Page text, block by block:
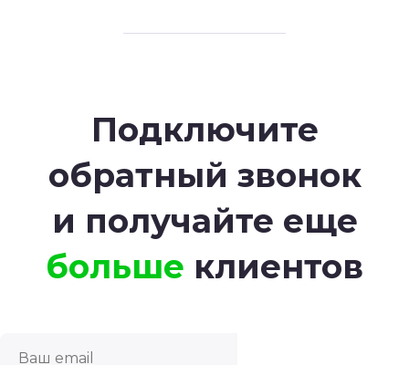
Подключите
обратный звонок
и получайте еще
больше клиентов